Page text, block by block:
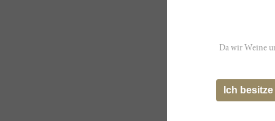
Da wir Weine
Ich